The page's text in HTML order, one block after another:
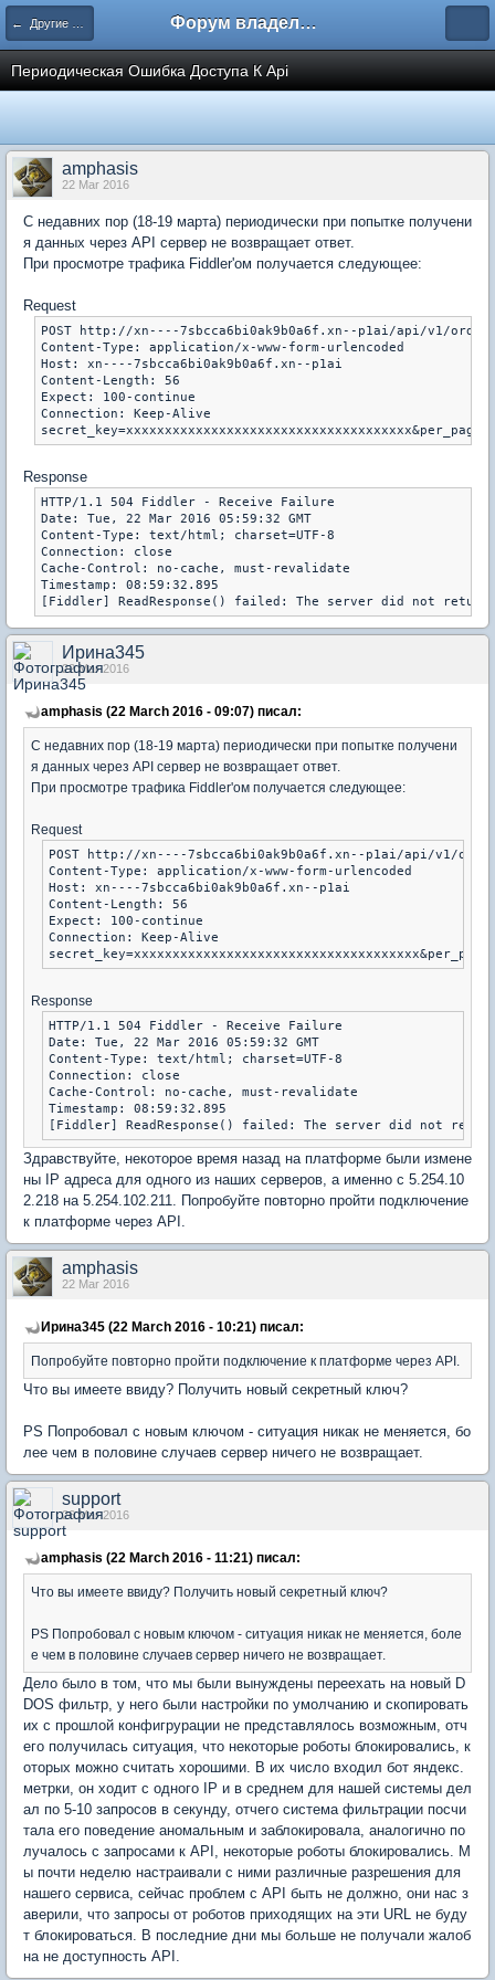
← Другие ошибки Форум владельцев интернет-магазинов
Периодическая Ошибка Доступа К Api
amphasis
22 Mar 2016
С недавних пор (18-19 марта) периодически при попытке получени
я данных через API сервер не возвращает ответ.
При просмотре трафика Fiddler'ом получается следующее:
Request
POST http://xn----7sbcca6bi0ak9b0a6f.xn--p1ai/api/v1/
Content-Type: application/x-www-form-urlencoded
Host: xn----7sbcca6bi0ak9b0a6f.xn--p1ai
Content-Length: 56
Expect: 100-continue
Connection: Keep-Alive
Response
HTTP/1.1 504 Fiddler - Receive Failure
Date: Tue, 22 Mar 2016 05:59:32 GMT
Content-Type: text/html; charset=UTF-8
Connection: close
Cache-Control: no-cache, must-revalidate
Timestamp: 08:59:32.895
Ирина345
22 Mar 2016
amphasis (22 March 2016 - 09:07) писал:
С недавних пор (18-19 марта) периодически при попытке получени
я данных через API сервер не возвращает ответ.
При просмотре трафика Fiddler'ом получается следующее:
Request
POST http://xn----7sbcca6bi0ak9b0a6f.xn--p1ai/api/v1/
Content-Type: application/x-www-form-urlencoded
Host: xn----7sbcca6bi0ak9b0a6f.xn--p1ai
Content-Length: 56
Expect: 100-continue
Connection: Keep-Alive
Response
HTTP/1.1 504 Fiddler - Receive Failure
Date: Tue, 22 Mar 2016 05:59:32 GMT
Content-Type: text/html; charset=UTF-8
Connection: close
Cache-Control: no-cache, must-revalidate
Timestamp: 08:59:32.895
Здравствуйте, некоторое время назад на платформе были измене
ны IP адреса для одного из наших серверов, а именно с 5.254.10
2.218 на 5.254.102.211. Попробуйте повторно пройти подключение
к платформе через API.
amphasis
22 Mar 2016
Ирина345 (22 March 2016 - 10:21) писал:
Попробуйте повторно пройти подключение к платформе через API.
Что вы имеете ввиду? Получить новый секретный ключ?
PS Попробовал с новым ключом - ситуация никак не меняется, бо
лее чем в половине случаев сервер ничего не возвращает.
support
26 Mar 2016
amphasis (22 March 2016 - 11:21) писал:
Что вы имеете ввиду? Получить новый секретный ключ?
PS Попробовал с новым ключом - ситуация никак не меняется, боле
е чем в половине случаев сервер ничего не возвращает.
Дело было в том, что мы были вынуждены переехать на новый D
DOS фильтр, у него были настройки по умолчанию и скопировать
их с прошлой конфигрурации не представлялось возможным, отч
его получилась ситуация, что некоторые роботы блокировались, к
оторых можно считать хорошими. В их число входил бот яндекс.
метрки, он ходит с одного IP и в среднем для нашей системы дел
ал по 5-10 запросов в секунду, отчего система фильтрации посчи
тала его поведение аномальным и заблокировала, аналогично по
лучалось с запросами к API, некоторые роботы блокировались. М
ы почти неделю настраивали с ними различные разрешения для
нашего сервиса, сейчас проблем с API быть не должно, они нас з
аверили, что запросы от роботов приходящих на эти URL не буду
т блокироваться. В последние дни мы больше не получали жалоб
на не доступность API.